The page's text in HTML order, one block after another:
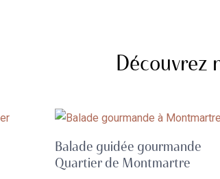
Découvrez
Balade guidée gourmande
Quartier de Montmartre